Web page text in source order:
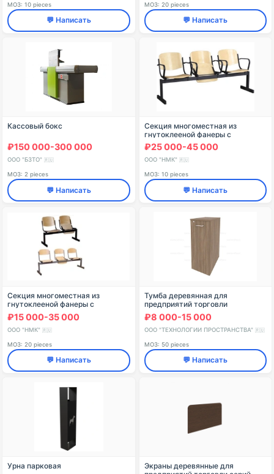
МОЗ: 10 pieces
💬 Написать
МОЗ: 20 pieces
💬 Написать
Кассовый бокс
₽150 000-300 000
ООО "БЗТО" 🇷🇺
МОЗ: 2 pieces
💬 Написать
Секция многоместная из
гнутоклееной фанеры с
откидной сидушкой и
подлокотником Модель: СМОП
торговой марки "Edelwood"
₽25 000-45 000
ООО "НМК" 🇷🇺
МОЗ: 10 pieces
💬 Написать
Секция многоместная из
гнутоклееной фанеры с
откидной сидушкой Модель:
СМО торговой марки "Edelwood"
₽15 000-35 000
ООО "НМК" 🇷🇺
МОЗ: 20 pieces
💬 Написать
Тумба деревянная для
предприятий торговли
350х350х650 мм Арт. Т-3
₽8 000-15 000
ООО "ТЕХНОЛОГИИ ПРОСТРАНСТВА" 🇷🇺
МОЗ: 50 pieces
💬 Написать
Урна парковая
Экраны деревянные для